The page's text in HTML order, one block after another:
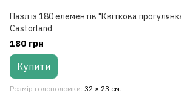
Пазл із 180 елементів "Квіткова
Castorland
180 грн
Купити
Розмір головоломки 32 × 23 см.